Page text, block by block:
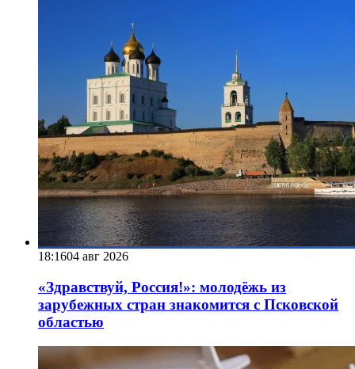
18:1604 авг 2026
«Здравствуй, Россия!»: молодёжь из
зарубежных стран знакомится с Псковской
областью